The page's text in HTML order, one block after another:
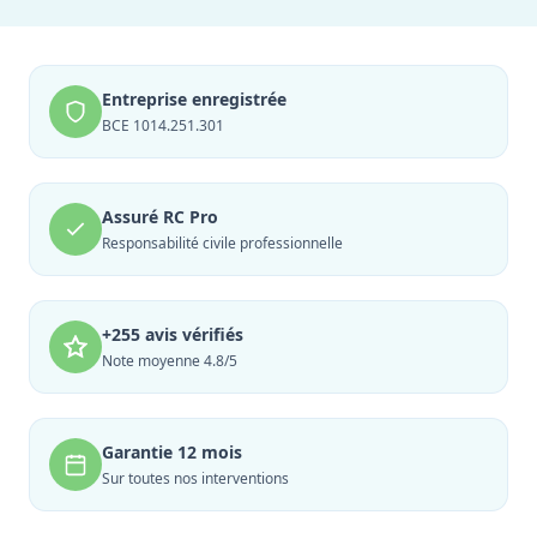
Entreprise enregistrée
BCE 1014.251.301
Assuré RC Pro
Responsabilité civile professionnelle
+255 avis vérifiés
Note moyenne 4.8/5
Garantie 12 mois
Sur toutes nos interventions